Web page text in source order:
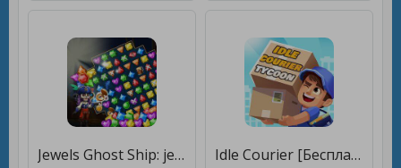
Jewels Ghost Ship: jewel games [Бесплатные покупки] Idle Courier [Бесплатные покупки]